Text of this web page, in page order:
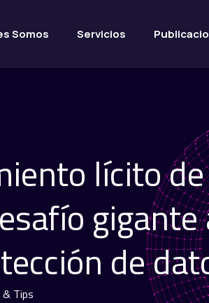
Somos Servicios
lícito
de
Tips